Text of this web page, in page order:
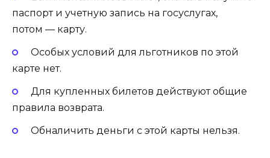
паспорт и учетную запись на госуслугах,
потом — карту.
Особых условий для льготников по этой
карте нет.
Для купленных билетов действуют общие
правила возврата.
Обналичить деньги с этой карты нельзя.